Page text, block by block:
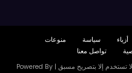
أزياء سياسة
منوعات
تواصل معنا